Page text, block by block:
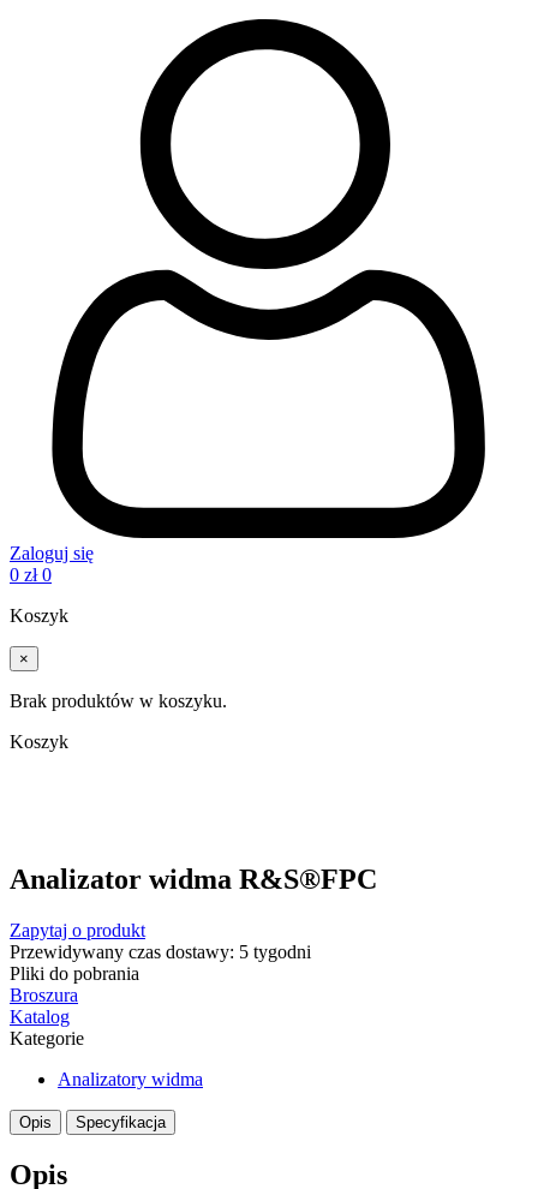
Zaloguj się
0 zł 0
Koszyk
×
Brak produktów w koszyku.
Koszyk
Analizator widma R&S®FPC
Zapytaj o produkt
Przewidywany czas dostawy: 5 tygodni
Pliki do pobrania
Broszura
Katalog
Kategorie
Analizatory widma
Opis Specyfikacja
Opis